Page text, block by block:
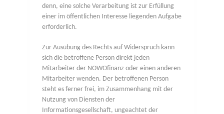
denn, eine solche Verarbeitung ist zur Erfüllung
einer im öffentlichen Interesse liegenden Aufgabe
erforderlich.
Zur Ausübung des Rechts auf Widerspruch kann
sich die betroffene Person direkt jeden
Mitarbeiter der NOWOfinanz oder einen anderen
Mitarbeiter wenden. Der betroffenen Person
steht es ferner frei, im Zusammenhang mit der
Nutzung von Diensten der
Informationsgesellschaft, ungeachtet der